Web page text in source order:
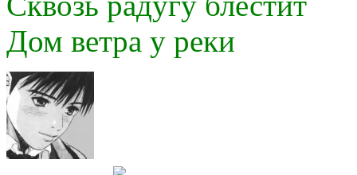
Дом ветра у реки